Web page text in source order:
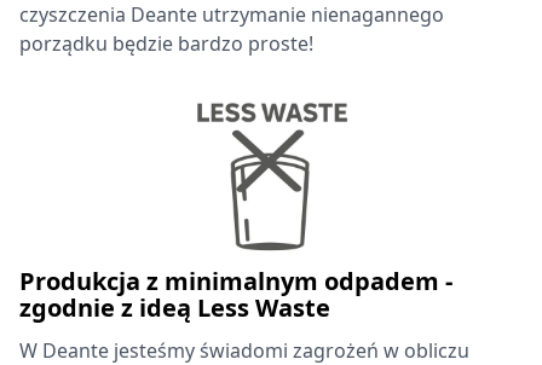
czyszczenia Deante utrzymanie nienagannego
porządku będzie bardzo proste!
Produkcja z minimalnym odpadem -
zgodnie z ideą Less Waste
W Deante jesteśmy świadomi zagrożeń w obliczu